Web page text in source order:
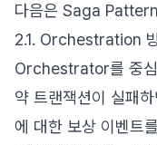
다음은 Saga
2.1. Orchestration
Orchestrator를 중
약 트랜잭션이 실패
에 대한 보상 이벤트